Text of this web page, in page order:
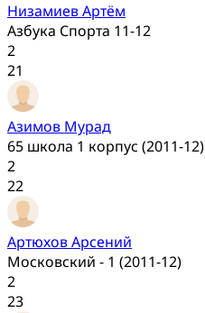
Низамиев Артём
Азбука Спорта 11-12
2
21
Азимов Мурад
65 школа 1 корпус (2011-12)
2
22
Артюхов Арсений
Московский - 1 (2011-12)
2
23